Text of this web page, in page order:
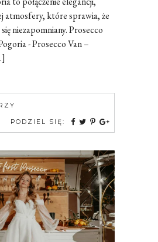
atmosfery, które sprawia, że
niezapomniany. Prosecco
- Prosecco Van –
PODZIEL SIĘ: